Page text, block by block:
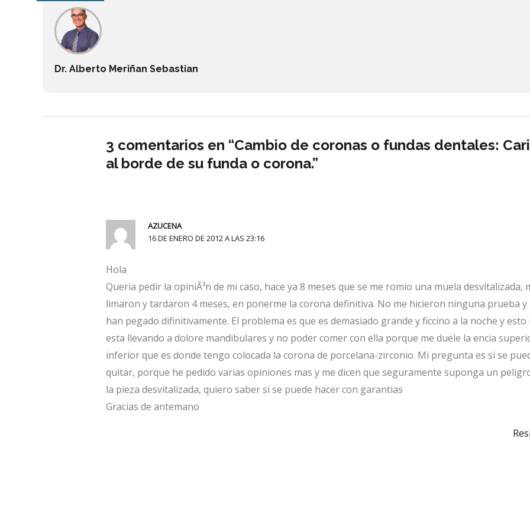
Dr. Alberto Meriñan Sebastian
3 comentarios en “Cambio de coronas o fundas dentales:
al borde de su funda o corona.”
AZUCENA
16 DE ENERO DE 2012 A LAS 23:16
Hola
Queria pedir la opiniÃ³n de mi caso, hace ya 8 meses que se me romio una muela desvitalizada,
limaron y tardaron 4 meses, en ponerme la corona definitiva. No me hicieron ninguna prueba y
han pegado difinitivamente. El problema es que es demasiado grande y ficcino a la noche y esto
esta llevando a dolore mandibulares y no poder comer con ella porque me duele la encia
inferior que es donde tengo colocada la corona de porcelana-zirconio. Mi pregunta es si se
quitar, porque he pedido varias opiniones mas y me dicen que seguramente suponga un
la pieza desvitalizada, quiero saber si se puede hacer con garantias
Gracias de antemano